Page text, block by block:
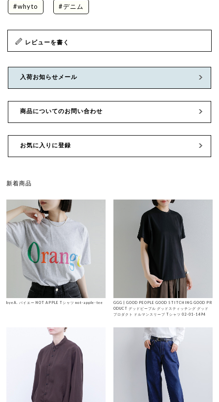
#whyto #デニム
レビューを書く
入荷お知らせメール
商品についてのお問い合わせ
お気に入りに登録
新着商品
byeA. バイエー NOT APPLE Tシャツ not-apple-tee
GGG | GOOD PEOPLE GOOD STITCHING GOOD PR
ODUCT グッドピープル グッドスティッチング グッド
プロダクト ドルマンスリーブ Tシャツ 02-01-1494